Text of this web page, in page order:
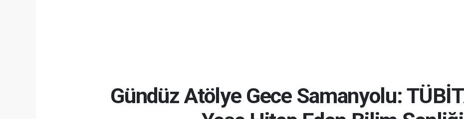
Gündüz Atölye Gece Samanyolu: